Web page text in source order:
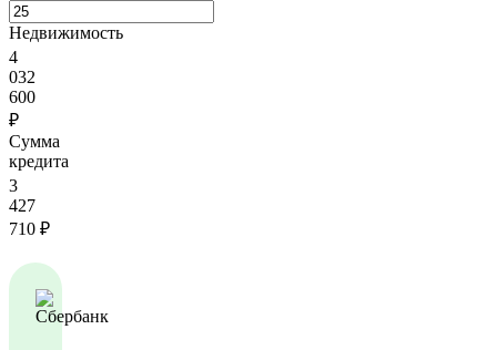
Недвижимость
4
032
600
₽
Сумма
кредита
3
427
710 ₽